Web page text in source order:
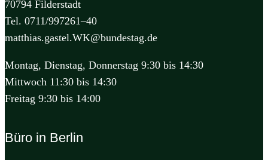
70794 Filderstadt
Tel. 0711/997261–40
matthias.gastel.WK@bundestag.de
Montag, Dienstag, Donnerstag 9:30 bis 14:30
Mittwoch 11:30 bis 14:30
Freitag 9:30 bis 14:00
Büro in Berlin